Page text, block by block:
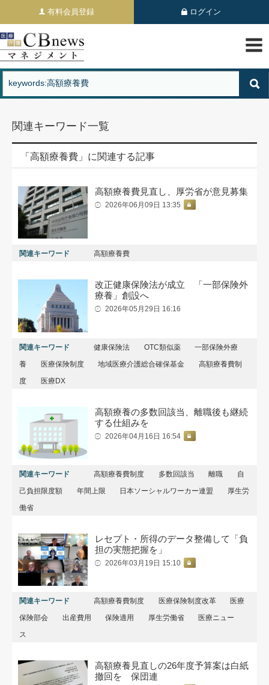
有料会員登録 ログイン
関連キーワード一覧
「高額療養費」に関連する記事
高額療養費見直し、厚労省が意見募集
2026年06月09日 13:35
関連キーワード 高額療養費
改正健康保険法が成立 「一部保険外
療養」創設へ
2026年05月29日 16:16
関連キーワード 健康保険法 OTC類似薬
一部保険外療
養
医療保険制度 地域医療介護総合確保基金
高額療養費制
度
医療DX
高額療養の多数回該当、離職後も継続
する仕組みを
2026年04月16日 16:54
関連キーワード 高額療養費制度 多数回該当 離職
自
己負担限度額
年間上限 日本ソーシャルワーカー連盟
厚生労
働省
レセプト・所得のデータ整備して「負
担の実態把握を」
2026年03月19日 15:10
関連キーワード 高額療養費制度 医療保険制度改革
医療
保険部会
出産費用 保険適用 厚生労働省
医療ニュー
ス
高額療養見直しの26年度予算案は白紙
撤回を 保団連